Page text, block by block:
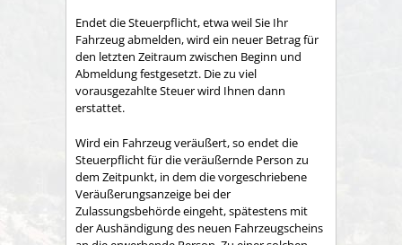
Endet die Steuerpflicht, etwa weil Sie Ihr
Fahrzeug abmelden, wird ein neuer Betrag für
den letzten Zeitraum zwischen Beginn und
Abmeldung festgesetzt. Die zu viel
vorausgezahlte Steuer wird Ihnen dann
erstattet.
Wird ein Fahrzeug veräußert, so endet die
Steuerpflicht für die veräußernde Person zu
dem Zeitpunkt, in dem die vorgeschriebene
Veräußerungsanzeige bei der
Zulassungsbehörde eingeht, spätestens mit
der Aushändigung des neuen Fahrzeugscheins